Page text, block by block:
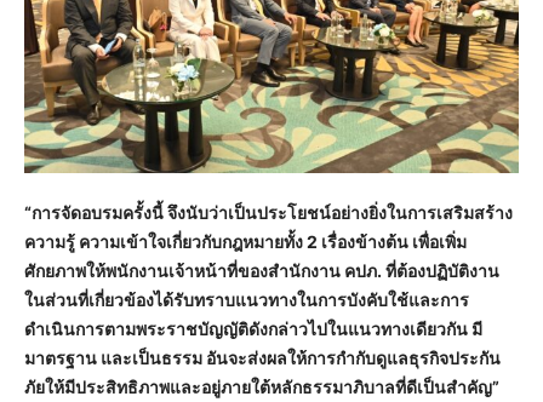
“การจัดอบรมครั้งนี้ จึงนับว่าเป็นประโยชน์อย่างยิ่งในการเสริมสร้าง
ความรู้ ความเข้าใจเกี่ยวกับกฎหมายทั้ง 2 เรื่องข้างต้น เพื่อเพิ่ม
ศักยภาพให้พนักงานเจ้าหน้าที่ของสำนักงาน คปภ. ที่ต้องปฏิบัติงาน
ในส่วนที่เกี่ยวข้องได้รับทราบแนวทางในการบังคับใช้และการ
ดำเนินการตามพระราชบัญญัติดังกล่าวไปในแนวทางเดียวกัน มี
มาตรฐาน และเป็นธรรม อันจะส่งผลให้การกำกับดูแลธุรกิจประกัน
ภัยให้มีประสิทธิภาพและอยู่ภายใต้หลักธรรมาภิบาลที่ดีเป็นสำคัญ”